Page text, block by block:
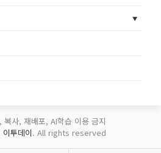
복사, 재배포, AI학습 이용 금지
이투데이. All rights reserved